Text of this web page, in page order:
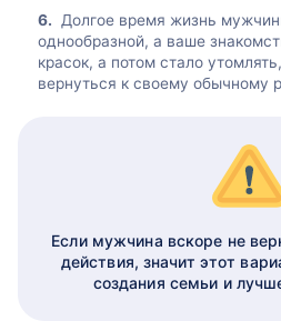
Долгое время жизнь
однообразной, а ваше
красок, а потом стало
вернуться к своему обычному
Если мужчина вскоре не
действия, значит этот
создания семьи и